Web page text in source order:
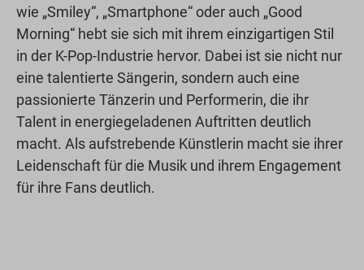
wie „Smiley“, „Smartphone“ oder auch „Good
Morning“ hebt sie sich mit ihrem einzigartigen Stil
in der K-Pop-Industrie hervor. Dabei ist sie nicht nur
eine talentierte Sängerin, sondern auch eine
passionierte Tänzerin und Performerin, die ihr
Talent in energiegeladenen Auftritten deutlich
macht. Als aufstrebende Künstlerin macht sie ihrer
Leidenschaft für die Musik und ihrem Engagement
für ihre Fans deutlich.